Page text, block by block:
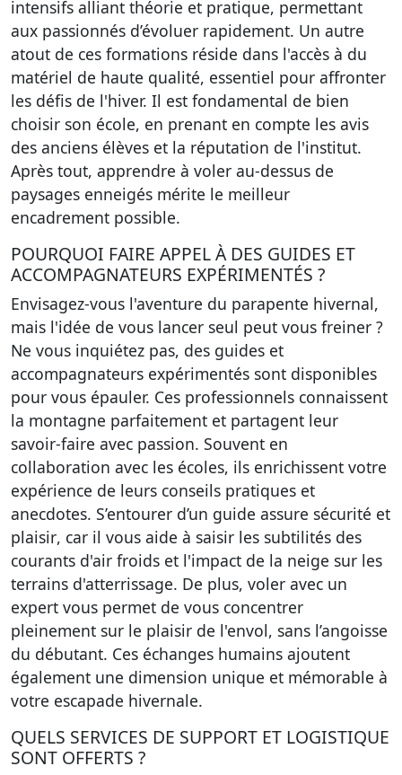
intensifs alliant théorie et pratique, permettant
aux passionnés d’évoluer rapidement. Un autre
atout de ces formations réside dans l'accès à du
matériel de haute qualité, essentiel pour affronter
les défis de l'hiver. Il est fondamental de bien
choisir son école, en prenant en compte les avis
des anciens élèves et la réputation de l'institut.
Après tout, apprendre à voler au-dessus de
paysages enneigés mérite le meilleur
encadrement possible.
POURQUOI FAIRE APPEL À DES GUIDES ET
ACCOMPAGNATEURS EXPÉRIMENTÉS ?
Envisagez-vous l'aventure du parapente hivernal,
mais l'idée de vous lancer seul peut vous freiner ?
Ne vous inquiétez pas, des guides et
accompagnateurs expérimentés sont disponibles
pour vous épauler. Ces professionnels connaissent
la montagne parfaitement et partagent leur
savoir-faire avec passion. Souvent en
collaboration avec les écoles, ils enrichissent votre
expérience de leurs conseils pratiques et
anecdotes. S’entourer d’un guide assure sécurité et
plaisir, car il vous aide à saisir les subtilités des
courants d'air froids et l'impact de la neige sur les
terrains d'atterrissage. De plus, voler avec un
expert vous permet de vous concentrer
pleinement sur le plaisir de l'envol, sans l’angoisse
du débutant. Ces échanges humains ajoutent
également une dimension unique et mémorable à
votre escapade hivernale.
QUELS SERVICES DE SUPPORT ET LOGISTIQUE
SONT OFFERTS ?